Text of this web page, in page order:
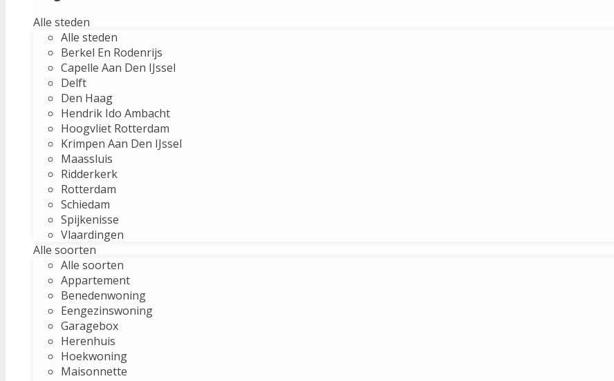
Alle steden
Alle steden
Berkel En Rodenrijs
Capelle Aan Den IJssel
Delft
Den Haag
Hendrik Ido Ambacht
Hoogvliet Rotterdam
Krimpen Aan Den IJssel
Maassluis
Ridderkerk
Rotterdam
Schiedam
Spijkenisse
Vlaardingen
Alle soorten
Alle soorten
Appartement
Benedenwoning
Eengezinswoning
Garagebox
Herenhuis
Hoekwoning
Maisonnette